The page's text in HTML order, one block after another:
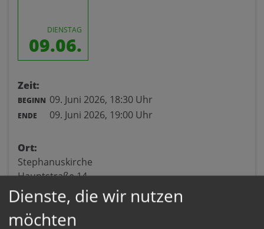
DIENSTAG
09.06.
Zeit:
BEGINN 09. Juni 2026, 18:30 Uhr
ENDE 09. Juni 2026, 19:00 Uhr
Ort:
Stephanuskirche
Hauptstraße 14
4901 Ottnang
Dienste, die wir nutzen
möchten